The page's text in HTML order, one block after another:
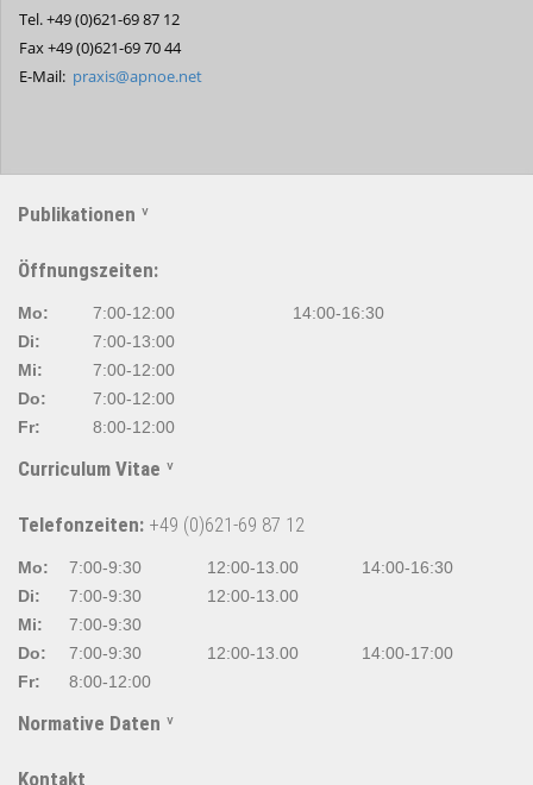
Tel. +49 (0)621-69 87 12
Fax +49 (0)621-69 70 44
E-Mail: praxis@apnoe.net
Publikationen
Öffnungszeiten:
Mo: 7:00-12:00
14:00-16:30
Di:
7:00-13:00
Mi:
7:00-12:00
Do:
7:00-12:00
Fr:
8:00-12:00
Curriculum Vitae
Telefonzeiten: +49 (0)621-69 87 12
Mo: 7:00-9:30 12:00-13.00
14:00-16:30
Di:
7:00-9:30
12:00-13.00
Mi:
7:00-9:30
Do:
7:00-9:30 12:00-13.00
14:00-17:00
Fr:
8:00-12:00
Normative Daten
Kontakt